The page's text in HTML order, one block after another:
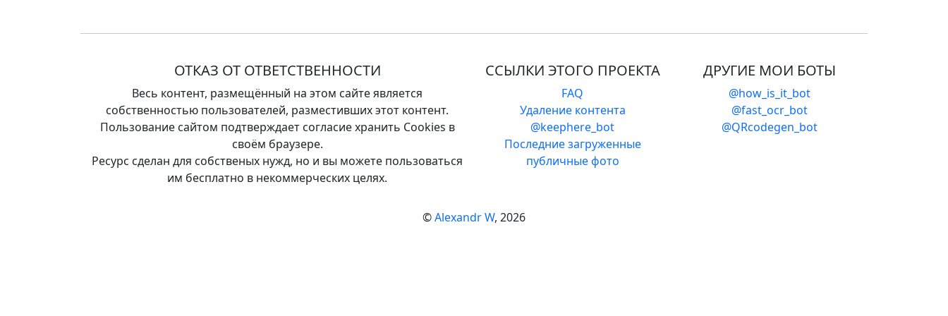
ОТКАЗ ОТ ОТВЕТСТВЕННОСТИ
Весь контент, размещённый на этом сайте является
собственностью пользователей, разместивших этот контент.
Пользование сайтом подтверждает согласие хранить Cookies в
своём браузере.
Ресурс сделан для собственых нужд, но и вы можете пользоваться
им бесплатно в некоммерческих целях.
ССЫЛКИ ЭТОГО ПРОЕКТА
FAQ
Удаление контента
@keephere_bot
Последние загруженные
публичные фото
ДРУГИЕ МОИ БОТЫ
@how_is_it_bot
@fast_ocr_bot
@QRcodegen_bot
©Alexandr W, 2026